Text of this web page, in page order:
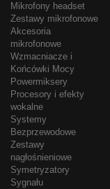
Mikrofony headset
Zestawy mikrofonowe
Akcesoria
mikrofonowe
Wzmacniacze i
Końcówki Mocy
Powermiksery
Procesory i efekty
wokalne
Systemy
Bezprzewodowe
Zestawy
nagłośnieniowe
Symetryzatory
Sygnału